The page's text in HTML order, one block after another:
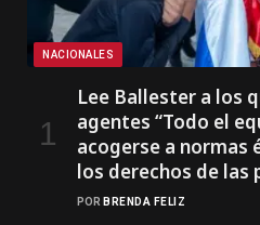
NACIONALES
Lee Ballester a los
agentes “Todo el
acogerse a normas
los derechos de las
POR BRENDA FELIZ